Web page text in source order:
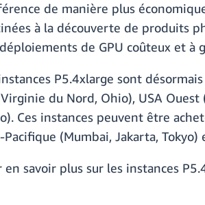
de manière plus
à la découverte de produits
de GPU coûteux et à
P5.4xlarge sont
du Nord, Ohio), USA
Ces instances peuvent être
Pacifique (Mumbai, Jakarta,
en savoir plus sur les instances